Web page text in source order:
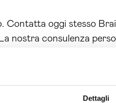
Dettagli
Contatta oggi stesso
nostra consulenza
oltre, il futuro della
Fai il primo passo